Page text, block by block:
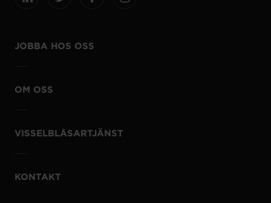
JOBBA HOS OSS
OM OSS
VISSELBLÅSARTJÄNST
KONTAKT